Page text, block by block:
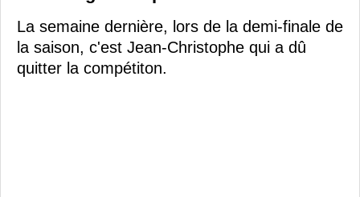
La semaine dernière, lors de la demi-finale de
la saison, c'est Jean-Christophe qui a dû
quitter la compétiton.